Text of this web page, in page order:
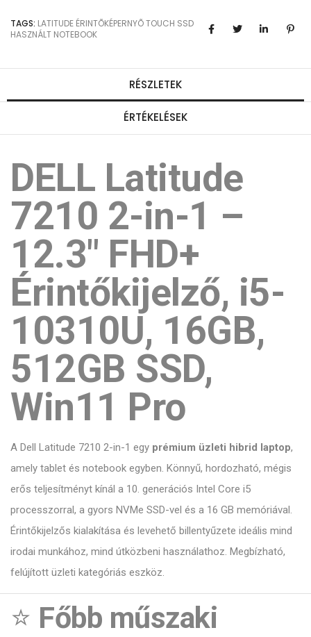
TAGS: LATITUDE ÉRINTÕKÉPERNYÕTOUCH SSD
HASZNÁLT NOTEBOOK
RÉSZLETEK
ÉRTÉKELÉSEK
DELL Latitude
7210 2-in-1 –
12.3" FHD+
Érintőkijelző, i5-
10310U, 16GB,
512GB SSD,
Win11 Pro
A Dell Latitude 7210 2-in-1 egy prémium üzleti hibrid laptop,
amely tablet és notebook egyben. Könnyű, hordozható, mégis
erős teljesítményt kínál a 10. generációs Intel Core i5
processzorral, a gyors NVMe SSD-vel és a 16 GB memóriával.
Érintőkijelzős kialakítása és levehető billentyűzete ideális mind
irodai munkához, mind útközbeni használathoz. Megbízható,
felújított üzleti kategóriás eszköz.
⭐ Főbb műszaki